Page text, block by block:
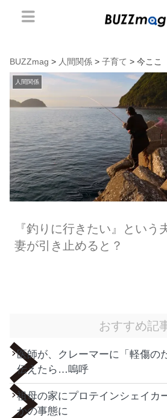
BUZZmag > 人間関係 > 子育て > 今ここ
人間関係
『釣りに行きたい』という
妻が引き止めると？
おすすめ記
医師が、クレーマーに「軽傷の
伝えたら…嗚呼
祖母の家にプロテインシェイカ
かの事態に